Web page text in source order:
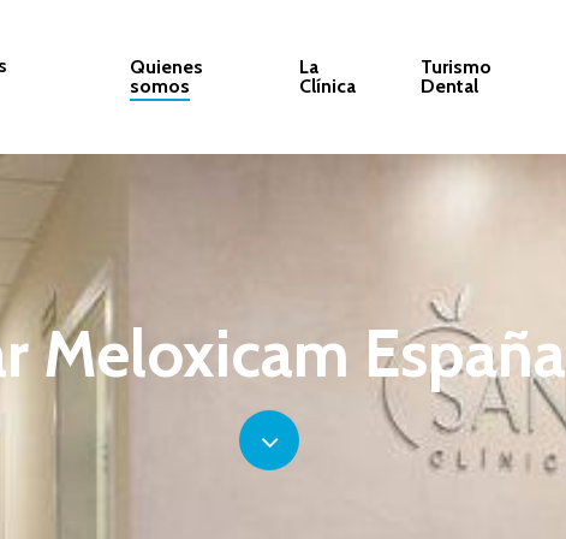
Quienes
somos
La
Clínica
Turismo
Dental
Meloxicam España